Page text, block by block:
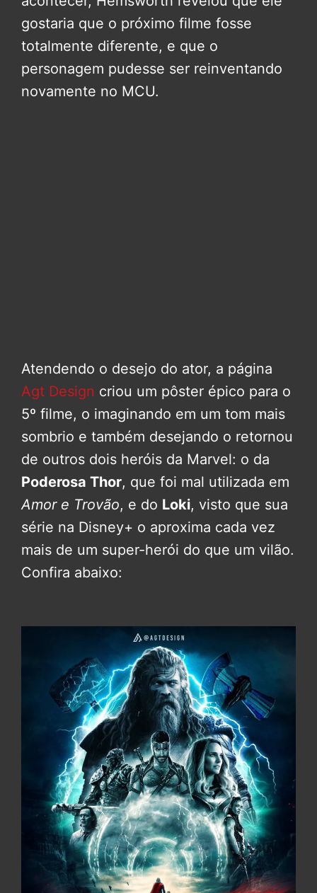
gostaria que o próximo filme fosse
totalmente diferente, e que o
personagem pudesse ser reinventando
novamente no MCU.
Atendendo o desejo do ator, a página
Agt Design criou um pôster épico para o
5º filme, o imaginando em um tom mais
sombrio e também desejando o retornou
de outros dois heróis da Marvel: o da
Poderosa Thor, que foi mal utilizada em
Amor e Trovão, e do Loki, visto que sua
série na Disney+ o aproxima cada vez
mais de um super-herói do que um vilão.
Confira abaixo: